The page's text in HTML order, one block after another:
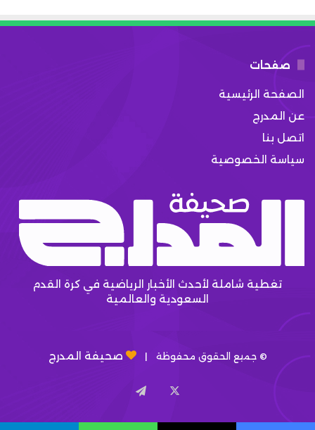
صفحات
الصفحة الرئيسية
عن المدرج
اتصل بنا
سياسة الخصوصية
تغطية شاملة لأحدث الأخبار الرياضية في كرة القدم
السعودية والعالمية
© جميع الحقوق محفوظة | صحيفة المدرج
تيلقرام